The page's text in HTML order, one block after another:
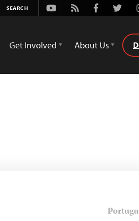
Youtube
Rss FacebookTwitter
Get Involved About Us